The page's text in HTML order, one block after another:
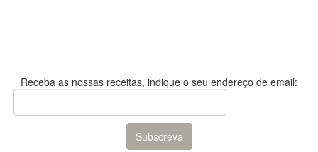
Receba as nossas receitas, indique o seu endereço de email: